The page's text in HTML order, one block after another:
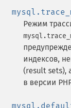
Режим
индексов,
(result sets),
в версии